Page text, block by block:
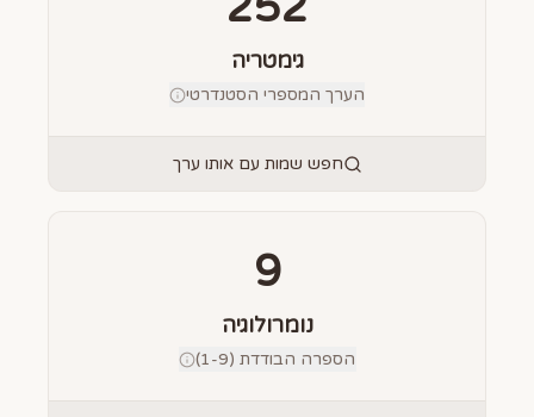
גימטריה
הערך המספרי הסטנדרטי
חפש שמות עם אותו ערך
9
נומרולוגיה
הספרה הבודדת (1-9)